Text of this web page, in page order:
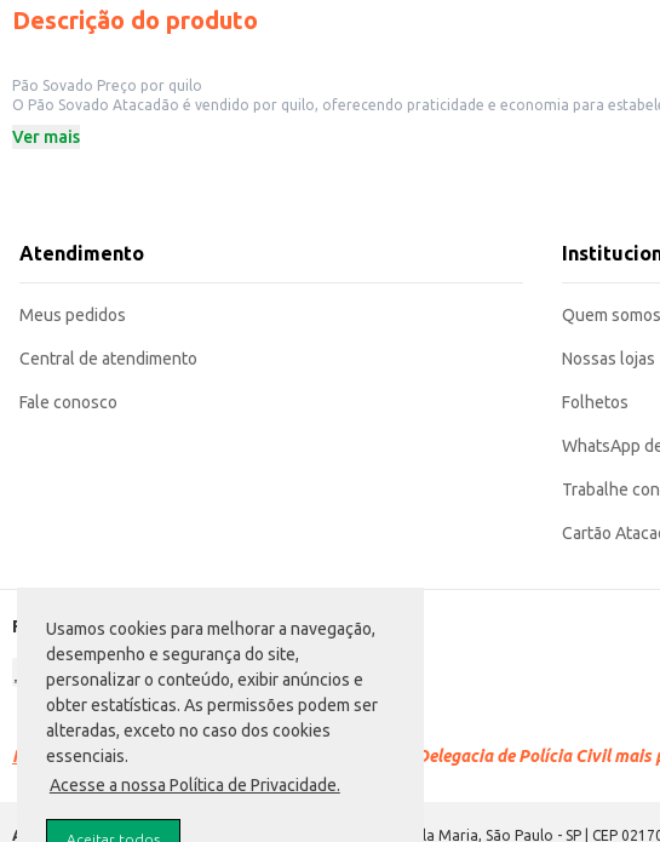
Usamos cookies para melhorar a navegação,
desempenho e segurança do site,
personalizar o conteúdo, exibir anúncios e
obter estatísticas. As permissões podem ser
alteradas, exceto no caso dos cookies
essenciais.
Acesse a nossa Política de Privacidade.
Aceitar todos
Descrição do produto
Pão Sovado Preço por quilo
O Pão Sovado Atacadão é vendido por quilo, oferecendo praticidade e economia para
Dicas de uso:
Departamento: Padaria e matinais
Categoria: Pão salgado
Ver mais
Atendimento
Meus pedidos
Central de atendimento
Fale conosco
Quem somos
Nossas lojas
Folhetos
WhatsApp
Trabalhe
Cartão
Formas de pagamento
Racismo é crime. Denuncie. Disque 100 ou procure a Delegacia de Polícia Civil
Atacadão S.A. Avenida Morvan Dias de Figueiredo, 6169, Vila Maria, São Paulo - SP | CEP